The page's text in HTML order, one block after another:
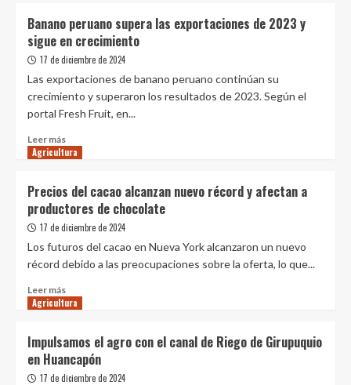
Banano peruano supera las exportaciones de 2023 y
sigue en crecimiento
17 de diciembre de 2024
Las exportaciones de banano peruano continúan su
crecimiento y superaron los resultados de 2023. Según el
portal Fresh Fruit, en...
Leer más
más
peruano
supera
las
exportaciones
2023
sigue
Agricultura
Precios del cacao alcanzan nuevo récord y afectan a
productores de chocolate
17 de diciembre de 2024
Los futuros del cacao en Nueva York alcanzaron un nuevo
récord debido a las preocupaciones sobre la oferta, lo que...
Leer más
más
del
cacao
alcanzan
Agricultura
Impulsamos el agro con el canal de Riego de Girupuquio
en Huancapón
17 de diciembre de 2024